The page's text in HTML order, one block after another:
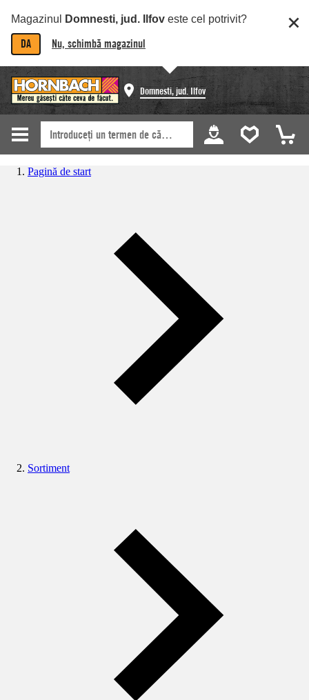
Magazinul Domnesti, jud. Ilfov este cel potrivit?
DA Nu, schimbă magazinul
Domnesti, jud. Ilfov
Pagină de start
Sortiment